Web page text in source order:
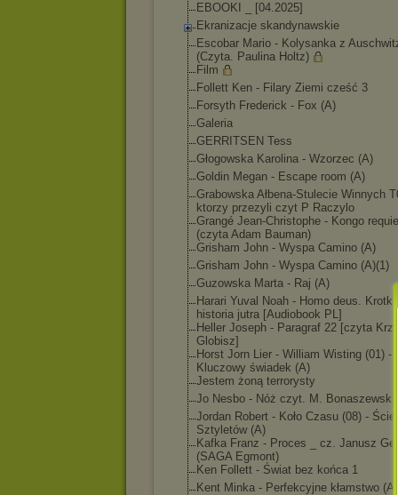
EBOOKI _ [04.2025]
Ekranizacje skandynawskie
Escobar Mario - Kolysanka z
(Czyta. Paulina Holtz)
Film
Follett Ken - Filary Ziemi cześć 3
Forsyth Frederick - Fox (A)
Galeria
GERRITSEN Tess
Głogowska Karolina - Wzorzec (A)
Goldin Megan - Escape room (A)
Grabowska Ałbena-Stulecie Winnych
ktorzy przezyli czyt P Raczylo
Grangé Jean-Christophe - Kongo
(czyta Adam Bauman)
Grisham John - Wyspa Camino (A)
Grisham John - Wyspa Camino (A)(1)
Guzowska Marta - Raj (A)
Harari Yuval Noah - Homo deus. Krotka
historia jutra [Audiobook PL]
Heller Joseph - Paragraf 22 [czyta
Globisz]
Horst Jorn Lier - William Wisting (01) -
Kluczowy świadek (A)
Jestem żoną terrorysty
Jo Nesbo - Nóż czyt. M. Bonaszewski
Jordan Robert - Koło Czasu (08) -
Sztyletów (A)
Kafka Franz - Proces _ cz. Janusz
(SAGA Egmont)
Ken Follett - Świat bez końca 1
Kent Minka - Perfekcyjne kłamstwo (A)